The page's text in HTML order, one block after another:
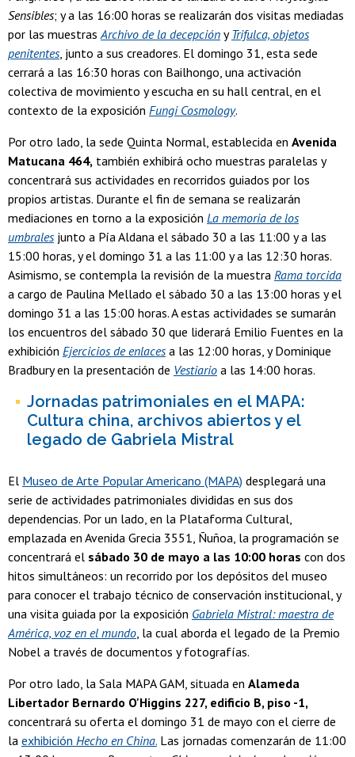
Sensibles; y a las 16:00 horas se realizarán dos visitas mediadas
por las muestrasArchivo de la decepción yTrifulca, objetos
penitentes, junto a sus creadores. El domingo 31, esta sede
cerrará a las 16:30 horas con Bailhongo, una activación
colectiva de movimiento y escucha en su hall central, en el
contexto de la exposición Fungi Cosmology.
Por otro lado, la sede Quinta Normal, establecida en Avenida
Matucana 464, también exhibirá ocho muestras paralelas y
concentrará sus actividades en recorridos guiados por los
propios artistas. Durante el fin de semana se realizarán
mediaciones en torno a la exposición La memoria de los
umbralesjunto a Pía Aldana el sábado 30 a las 11:00 y a las
15:00 horas, y el domingo 31 a las 11:00 y a las 12:30 horas.
Asimismo, se contempla la revisión de la muestra Rama torcida
a cargo de Paulina Mellado el sábado 30 a las 13:00 horas y el
domingo 31 a las 15:00 horas. A estas actividades se sumarán
los encuentros del sábado 30 que liderará Emilio Fuentes en la
exhibición Ejercicios de enlacesa las 12:00 horas, y Dominique
Bradbury en la presentación de Vestiario a las 14:00 horas.
Jornadas patrimoniales en el MAPA:
Cultura china, archivos abiertos y el
legado de Gabriela Mistral
El Museo de Arte Popular Americano (MAPA) desplegará una
serie de actividades patrimoniales divididas en sus dos
dependencias. Por un lado, en la Plataforma Cultural,
emplazada en Avenida Grecia 3551, Ñuñoa, la programación se
concentrará el sábado 30 de mayo a las 10:00 horas con dos
hitos simultáneos: un recorrido por los depósitos del museo
para conocer el trabajo técnico de conservación institucional, y
una visita guiada por la exposición Gabriela Mistral: maestra de
América, voz en el mundo , la cual aborda el legado de la Premio
Nobel a través de documentos y fotografías.
Por otro lado, la Sala MAPA GAM, situada en Alameda
Libertador Bernardo O'Higgins 227, edificio B, piso -1,
concentrará su oferta el domingo 31 de mayo con el cierre de
la exhibición Hecho en China. Las jornadas comenzarán de 11:00